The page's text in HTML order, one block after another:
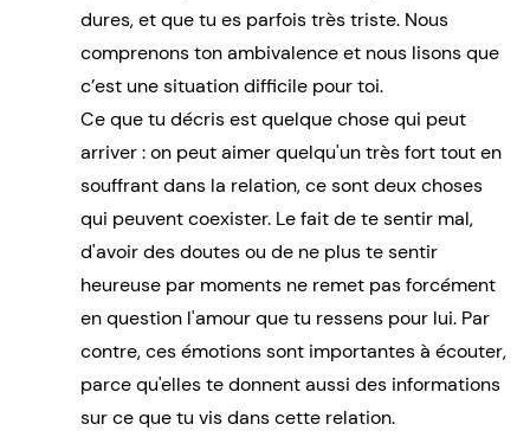
dures, et que tu es parfois très triste. Nous
comprenons ton ambivalence et nous lisons que
c’est une situation difficile pour toi.
Ce que tu décris est quelque chose qui peut
arriver : on peut aimer quelqu'un très fort tout en
souffrant dans la relation, ce sont deux choses
qui peuvent coexister. Le fait de te sentir mal,
d'avoir des doutes ou de ne plus te sentir
heureuse par moments ne remet pas forcément
en question l'amour que tu ressens pour lui. Par
contre, ces émotions sont importantes à écouter,
parce qu'elles te donnent aussi des informations
sur ce que tu vis dans cette relation.